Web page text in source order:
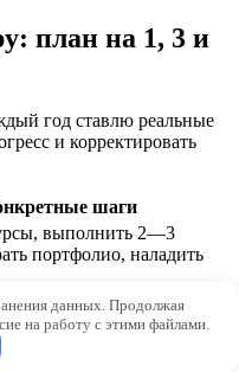
план на 1, 3 и
год ставлю реальные
и корректировать
шаги
выполнить 2—3
портфолио, наладить
по оцифровке, внедрять
новичков, получить
данных. Продолжая
на работу с этими файлами.